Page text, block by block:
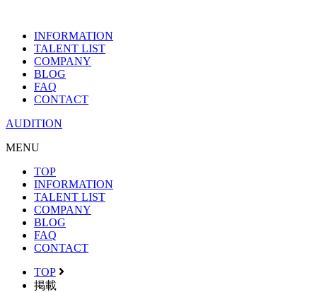
INFORMATION
TALENT LIST
COMPANY
BLOG
FAQ
CONTACT
AUDITION
MENU
TOP
INFORMATION
TALENT LIST
COMPANY
BLOG
FAQ
CONTACT
TOP
掲載